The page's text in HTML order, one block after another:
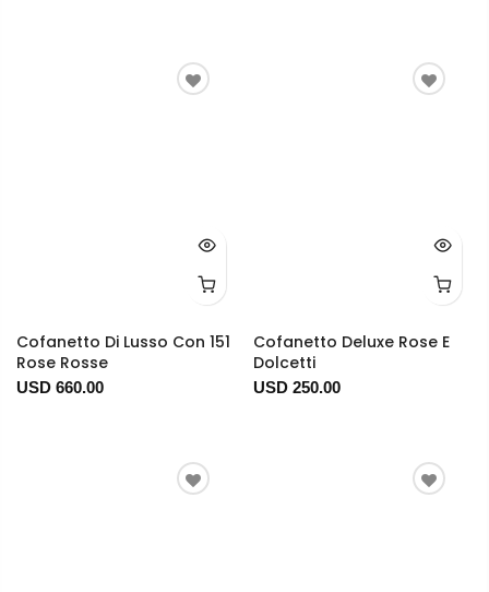
Cofanetto Di Lusso Con 151
Rose Rosse
USD 660.00
Cofanetto Deluxe Rose E
Dolcetti
USD 250.00